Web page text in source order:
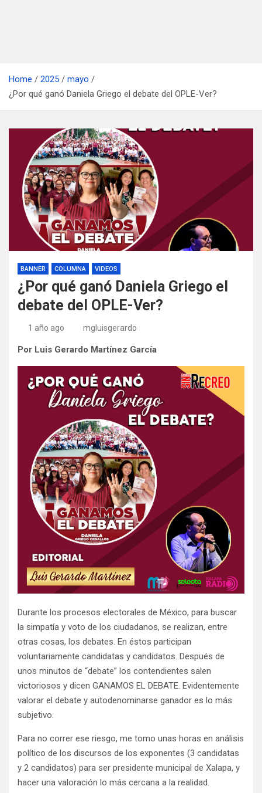
Home 2025
mayo
¿Por qué ganó Daniela Griego el debate del OPLE-Ver?
BANNER COLUMNA VIDEOS
¿Por qué ganó Daniela Griego el
debate del OPLE-Ver?
1 año ago mgluisgerardo
Por Luis Gerardo Martínez García
Durante los procesos electorales de México, para buscar
la simpatía y voto de los ciudadanos, se realizan, entre
otras cosas, los debates. En éstos participan
voluntariamente candidatas y candidatos. Después de
unos minutos de “debate” los contendientes salen
victoriosos y dicen GANAMOS EL DEBATE. Evidentemente
valorar el debate y autodenominarse ganador es lo más
subjetivo.
Para no correr ese riesgo, me tomo unas horas en análisis
político de los discursos de los exponentes (3 candidatas
y 2 candidatos) para ser presidente municipal de Xalapa, y
hacer una valoración lo más cercana a la realidad.